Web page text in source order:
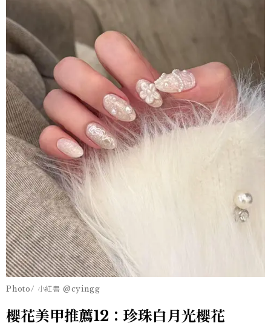
Photo/ 小紅書 @cyingg
櫻花美甲推薦12：珍珠白月光櫻花